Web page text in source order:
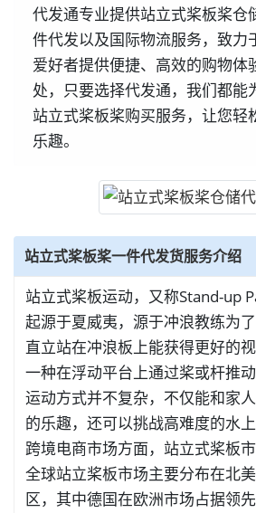
代发通专业提供站立式桨板桨仓
件代发以及国际物流服务，致力
爱好者提供便捷、高效的购物体
处，只要选择代发通，我们都能
站立式桨板桨购买服务，让您轻
乐趣。
站立式桨板桨一件代发货服务介绍
站立式桨板运动，又称Stand-up
起源于夏威夷，源于冲浪教练为了
直立站在冲浪板上能获得更好的
一种在浮动平台上通过桨或杆推
运动方式并不复杂，不仅能和家
的乐趣，还可以挑战高难度的水上
跨境电商市场方面，站立式桨板
全球站立桨板市场主要分布在北
区，其中德国在欧洲市场占据领